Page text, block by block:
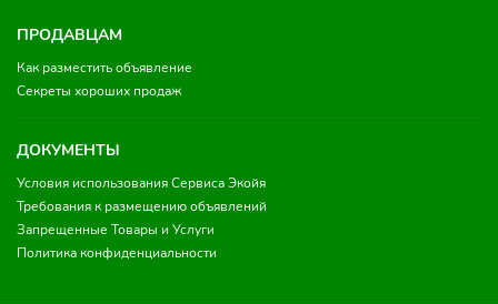
ПРОДАВЦАМ
Как разместить объявление
Секреты хороших продаж
ДОКУМЕНТЫ
Условия использования Сервиса Экойя
Требования к размещению объявлений
Запрещенные Товары и Услуги
Политика конфиденциальности